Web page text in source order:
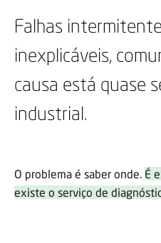
Falhas
inexplicáveis,
causa está quase
industrial.
O problema é saber onde. É
existe o serviço de